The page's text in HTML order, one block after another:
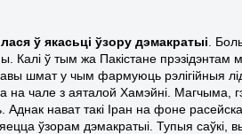
ў якасьці ўзору дэмакратыі .
Калі ў тым жа Пакістане прэзідэнтам
шмат у чым фармуюць рэлігійныя
чале з аяталой Хамэйні. Магчыма,
Аднак нават такі Іран на фоне
ўзорам дэмакратыі. Тупыя саўкі,